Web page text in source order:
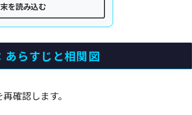
を読み込む
あらすじと相関図
確認します。